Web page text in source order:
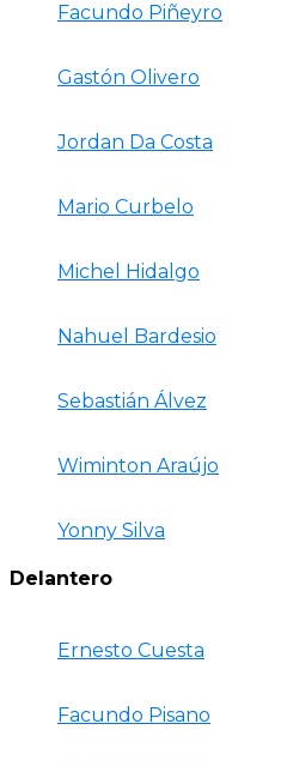
Facundo Piñeyro
Gastón Olivero
Jordan Da Costa
Mario Curbelo
Michel Hidalgo
Nahuel Bardesio
Sebastián Álvez
Wiminton Araújo
Yonny Silva
Delantero
Ernesto Cuesta
Facundo Pisano